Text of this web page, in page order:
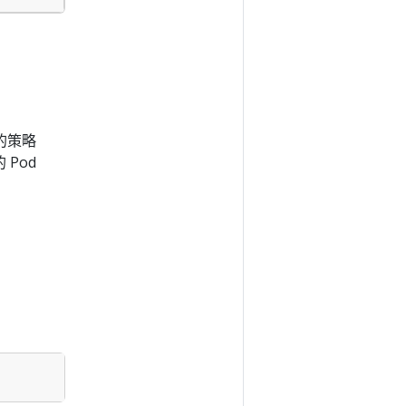
策略
Pod